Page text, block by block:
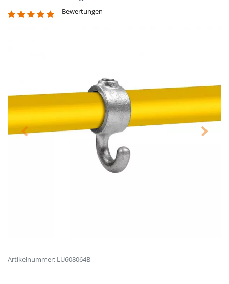
Bewertungen
Artikelnummer: LU608064B